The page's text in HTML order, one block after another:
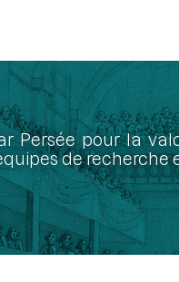
Persée pour la
de recherche